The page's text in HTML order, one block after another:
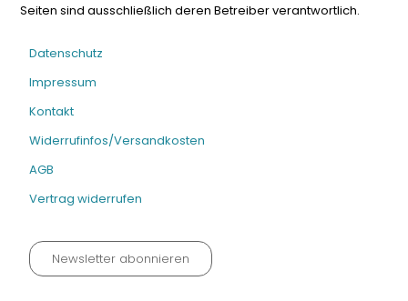
Seiten sind ausschließlich deren Betreiber verantwortlich.
Datenschutz
Impressum
Kontakt
Widerrufinfos/Versandkosten
AGB
Vertrag widerrufen
Newsletter abonnieren